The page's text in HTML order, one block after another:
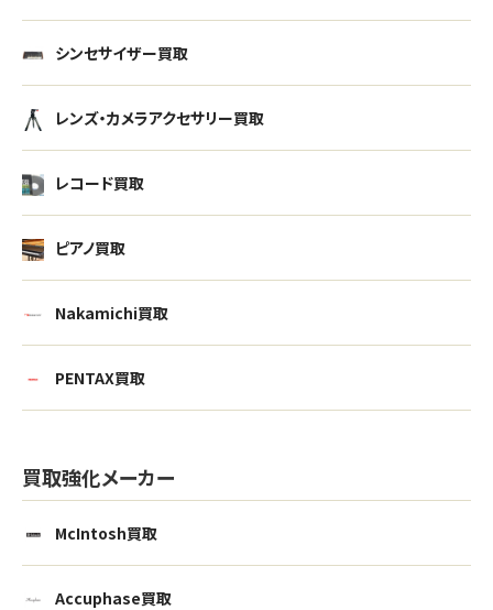
シンセサイザー買取
レンズ・カメラアクセサリー買取
レコード買取
ピアノ買取
Nakamichi買取
PENTAX買取
買取強化メーカー
McIntosh買取
Accuphase買取